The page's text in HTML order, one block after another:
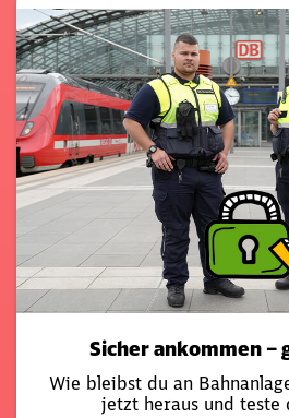
Sicher ankommen –
Wie bleibst du an
jetzt heraus und teste